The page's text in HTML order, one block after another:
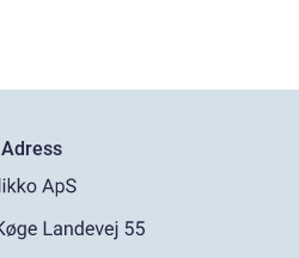
Adress